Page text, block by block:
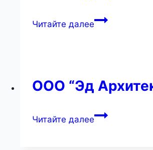
Читайте далееООО
ООО “Эд
Читайте далееООО